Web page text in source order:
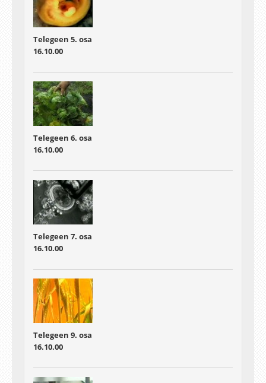
Telegeen 5. osa
16.10.00
Telegeen 6. osa
16.10.00
Telegeen 7. osa
16.10.00
Telegeen 9. osa
16.10.00